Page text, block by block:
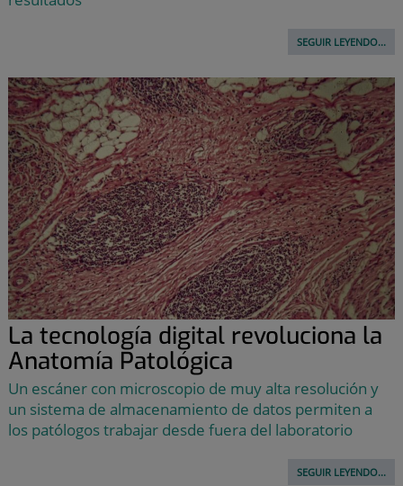
SEGUIR LEYENDO...
La tecnología digital revoluciona la
Anatomía Patológica
Un escáner con microscopio de muy alta resolución y
un sistema de almacenamiento de datos permiten a
los patólogos trabajar desde fuera del laboratorio
SEGUIR LEYENDO...